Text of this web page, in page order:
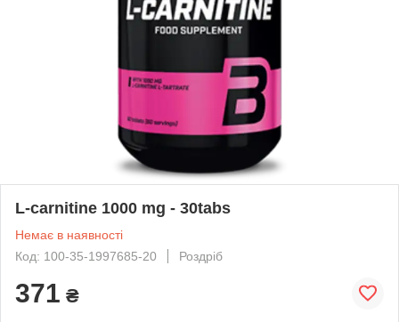
L-carnitine 1000 mg - 30tabs
Немає в наявності
Код: 100-35-1997685-20
Роздріб
371 ₴